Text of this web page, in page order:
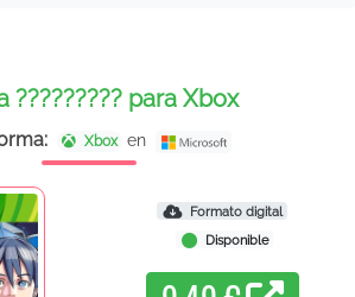
????????? para Xbox
Xbox en
Formato digital
Disponible